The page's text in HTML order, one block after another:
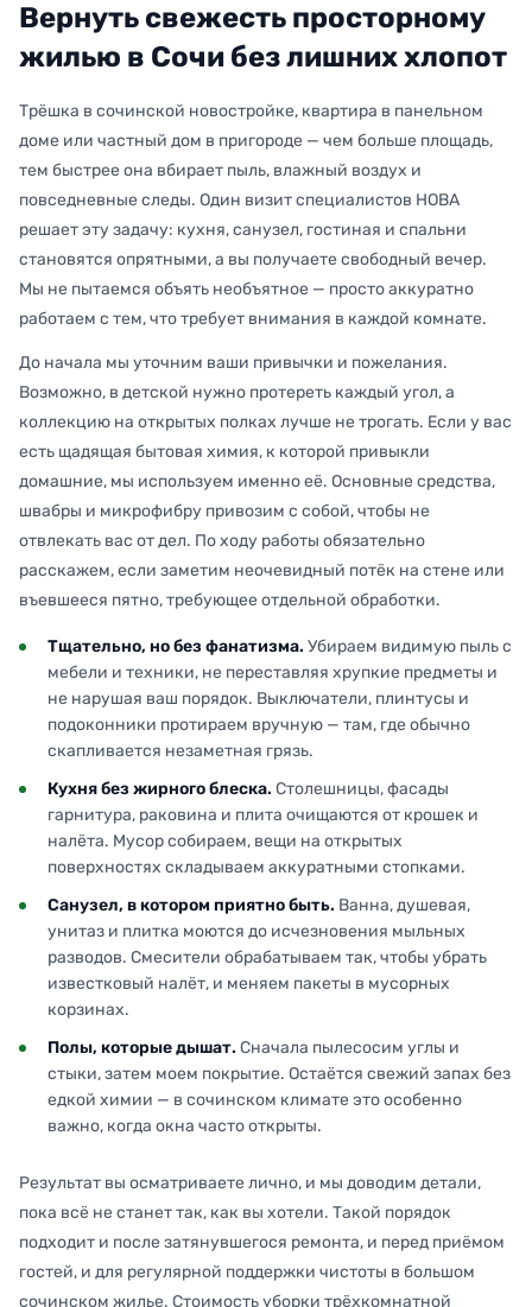
Вернуть свежесть просторному
жилью в Сочи без лишних хлопот
Трёшка в сочинской новостройке, квартира в панельном
доме или частный дом в пригороде — чем больше площадь,
тем быстрее она вбирает пыль, влажный воздух и
повседневные следы. Один визит специалистов НОВА
решает эту задачу: кухня, санузел, гостиная и спальни
становятся опрятными, а вы получаете свободный вечер.
Мы не пытаемся объять необъятное — просто аккуратно
работаем с тем, что требует внимания в каждой комнате.
До начала мы уточним ваши привычки и пожелания.
Возможно, в детской нужно протереть каждый угол, а
коллекцию на открытых полках лучше не трогать. Если у вас
есть щадящая бытовая химия, к которой привыкли
домашние, мы используем именно её. Основные средства,
швабры и микрофибру привозим с собой, чтобы не
отвлекать вас от дел. По ходу работы обязательно
расскажем, если заметим неочевидный потёк на стене или
въевшееся пятно, требующее отдельной обработки.
Тщательно, но без фанатизма. Убираем видимую пыль с
мебели и техники, не переставляя хрупкие предметы и
не нарушая ваш порядок. Выключатели, плинтусы и
подоконники протираем вручную — там, где обычно
скапливается незаметная грязь.
Кухня без жирного блеска. Столешницы, фасады
гарнитура, раковина и плита очищаются от крошек и
налёта. Мусор собираем, вещи на открытых
поверхностях складываем аккуратными стопками.
Санузел, в котором приятно быть. Ванна, душевая,
унитаз и плитка моются до исчезновения мыльных
разводов. Смесители обрабатываем так, чтобы убрать
известковый налёт, и меняем пакеты в мусорных
корзинах.
Полы, которые дышат. Сначала пылесосим углы и
стыки, затем моем покрытие. Остаётся свежий запах без
едкой химии — в сочинском климате это особенно
важно, когда окна часто открыты.
Результат вы осматриваете лично, и мы доводим детали,
пока всё не станет так, как вы хотели. Такой порядок
подходит и после затянувшегося ремонта, и перед приёмом
гостей, и для регулярной поддержки чистоты в большом
сочинском жилье. Стоимость уборки трёхкомнатной